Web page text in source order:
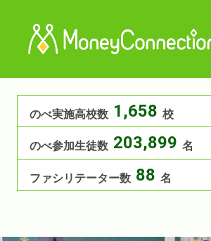
のべ実施高校数 1,658 校
のべ参加生徒数 203,899 名
ファシリテーター数 88 名